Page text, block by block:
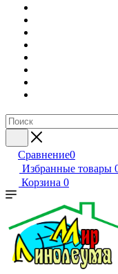
Сравнение0
Избранные товары
Корзина 0